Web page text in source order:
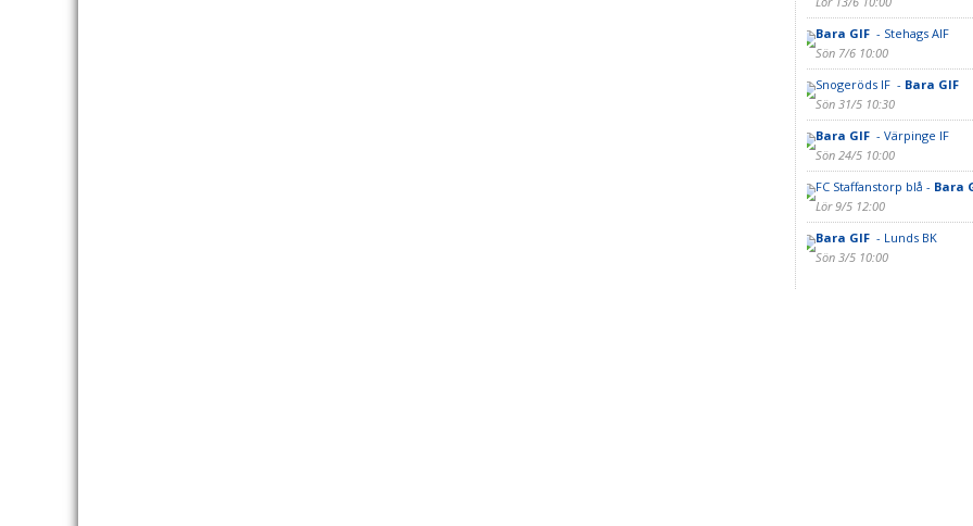
Bara GIF - Stehags AIF
Sön 7/6 10:00
Snogeröds IF - Bara GIF
Sön 31/5 10:30
Bara GIF - Värpinge IF
Sön 24/5 10:00
FC Staffanstorp blå - Bara
Lör 9/5 12:00
Bara GIF - Lunds BK
Sön 3/5 10:00